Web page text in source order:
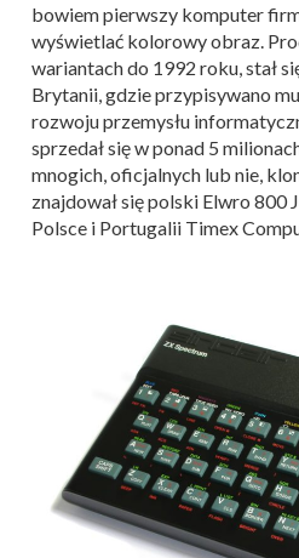
bowiem pierwszy komputer
wyświetlać kolorowy obraz.
wariantach do 1992 roku, stał
Brytanii, gdzie przypisywano
rozwoju przemysłu
sprzedał się w ponad 5
mnogich, oficjalnych lub nie,
znajdował się polski Elwro 800
Polsce i Portugalii Timex